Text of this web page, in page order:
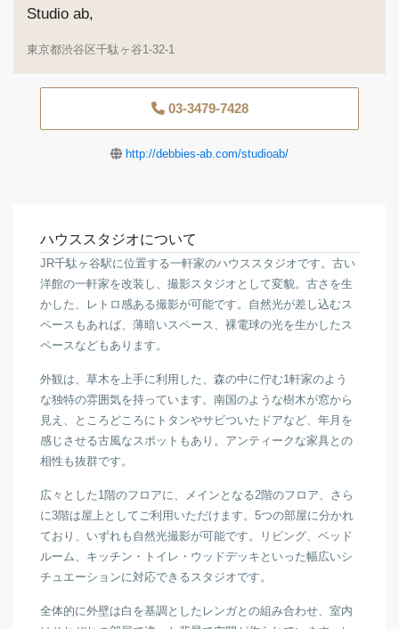
Studio ab,
東京都渋谷区千駄ヶ谷1-32-1
03-3479-7428
http://debbies-ab.com/studioab/
ハウススタジオについて
JR千駄ヶ谷駅に位置する一軒家のハウススタジオです。古い
洋館の一軒家を改装し、撮影スタジオとして変貌。古さを生
かした、レトロ感ある撮影が可能です。自然光が差し込むス
ペースもあれば、薄暗いスペース、裸電球の光を生かしたス
ペースなどもあります。
外観は、草木を上手に利用した、森の中に佇む1軒家のよう
な独特の雰囲気を持っています。南国のような樹木が窓から
見え、ところどころにトタンやサビついたドアなど、年月を
感じさせる古風なスポットもあり。アンティークな家具との
相性も抜群です。
広々とした1階のフロアに、メインとなる2階のフロア、さら
に3階は屋上としてご利用いただけます。5つの部屋に分かれ
ており、いずれも自然光撮影が可能です。リビング、ベッド
ルーム、キッチン・トイレ・ウッドデッキといった幅広いシ
チュエーションに対応できるスタジオです。
全体的に外壁は白を基調としたレンガとの組み合わせ、室内